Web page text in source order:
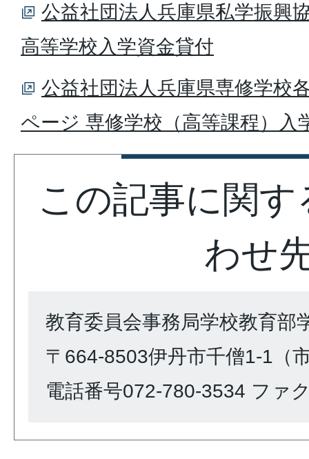
公益社団法人兵庫県私学振興
高等学校入学資金貸付
公益社団法人兵庫県専修学校
ページ 専修学校（高等課程）入
この記事に関
わせ
教育委員会事務局学校教育部
〒664-8503伊丹市千僧1-1（
電話番号072-780-3534 ファ